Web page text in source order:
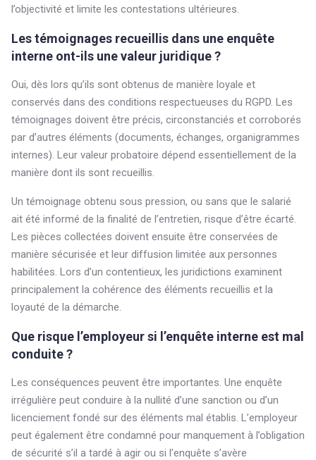
l’objectivité et limite les contestations ultérieures.
Les témoignages recueillis dans une enquête
interne ont-ils une valeur juridique ?
Oui, dès lors qu’ils sont obtenus de manière loyale et
conservés dans des conditions respectueuses du RGPD. Les
témoignages doivent être précis, circonstanciés et corroborés
par d’autres éléments (documents, échanges, organigrammes
internes). Leur valeur probatoire dépend essentiellement de la
manière dont ils sont recueillis.
Un témoignage obtenu sous pression, ou sans que le salarié
ait été informé de la finalité de l’entretien, risque d’être écarté.
Les pièces collectées doivent ensuite être conservées de
manière sécurisée et leur diffusion limitée aux personnes
habilitées. Lors d’un contentieux, les juridictions examinent
principalement la cohérence des éléments recueillis et la
loyauté de la démarche.
Que risque l’employeur si l’enquête interne est mal
conduite ?
Les conséquences peuvent être importantes. Une enquête
irrégulière peut conduire à la nullité d’une sanction ou d’un
licenciement fondé sur des éléments mal établis. L’employeur
peut également être condamné pour manquement à l’obligation
de sécurité s’il a tardé à agir ou si l’enquête s’avère